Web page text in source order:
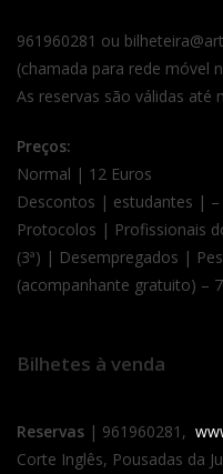
961960281 ou
(chamada para rede móvel
As reservas são válidas até
Preços:
Normal | 12 Euros
Descontos | estudantes |
Protocolos | Profissionais
(3ª) | Desempregados |
(acompanhante gratuito) –
Bilhetes à venda
Reservas | 961960281,
Corte Inglês, Pousadas da